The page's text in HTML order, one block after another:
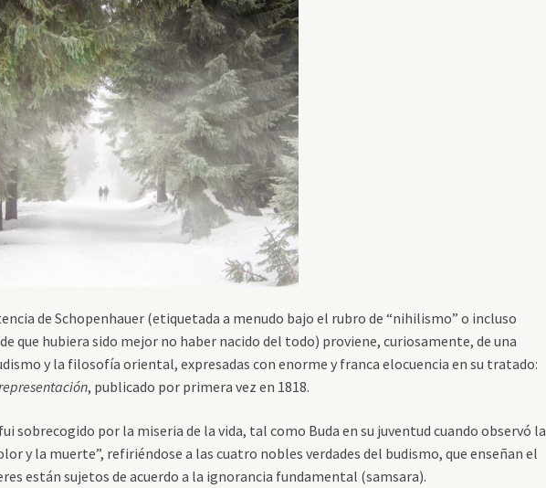
de Schopenhauer (etiquetada a menudo bajo el rubro de “nihilismo” o incluso
que hubiera sido mejor no haber nacido del todo) proviene, curiosamente, de una
y la filosofía oriental, expresadas con enorme y franca elocuencia en su tratado:
, publicado por primera vez en 1818.
sobrecogido por la miseria de la vida, tal como Buda en su juventud cuando observó la
y la muerte”, refiriéndose a las cuatro nobles verdades del budismo, que enseñan el
están sujetos de acuerdo a la ignorancia fundamental (samsara).